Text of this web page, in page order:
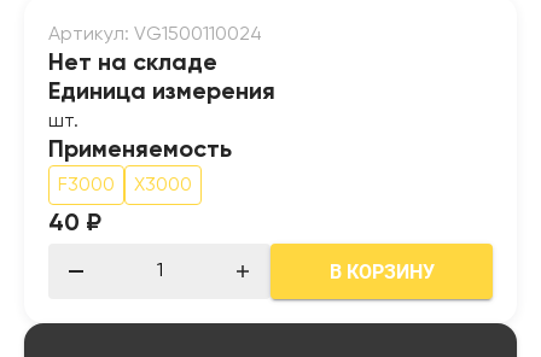
Артикул: VG1500110024
Нет на складе
Единица измерения
шт.
Применяемость
F3000 X3000
40 ₽
В КОРЗИНУ